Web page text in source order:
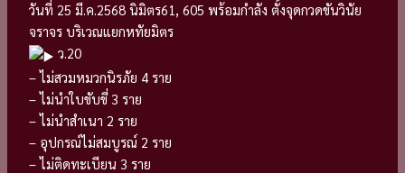
วันที่ 25 มี.ค.2568 นิมิตร61, 605 พร้อมกำลัง ตั้งจุดกวดขันวินัย
จราจร บริเวณแยกหทัยมิตร
ว.20
– ไม่สวมหมวกนิรภัย 4 ราย
– ไม่นำใบขับขี่ 3 ราย
– ไม่นำสำเนา 2 ราย
– อุปกรณ์ไม่สมบูรณ์ 2 ราย
– ไม่ติดทะเบียน 3 ราย